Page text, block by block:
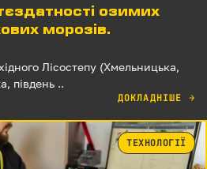
озимих
морозів.
Лісостепу (Хмельницька,
південь ..
ДОКЛАДНІШЕ →
ТЕХНОЛОГІЇ